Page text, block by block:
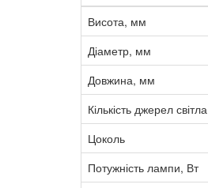
Висота, мм
Діаметр, мм
Довжина, мм
Кількість джерел світла
Цоколь
Потужність лампи, Вт